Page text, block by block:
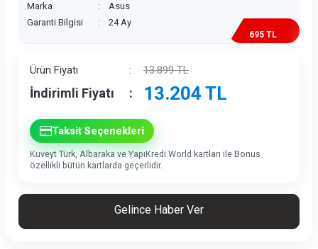
Marka
:
Asus
Garanti Bilgisi
: 24 Ay
695 TL
Ürün Fiyatı : 13.899TL
İndirimli Fiyatı : 13.204 TL
Taksit Seçenekleri
Kuveyt Türk, Albaraka ve YapıKredi World kartları ile Bonus
özellikli bütün kartlarda geçerlidir.
Gelince Haber Ver